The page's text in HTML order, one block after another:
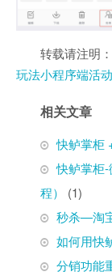
转载请注明：
玩法小程序端活
相关文章
快鲈掌柜
快鲈掌柜
程）
(1)
秒杀—淘
如何用快
分销功能